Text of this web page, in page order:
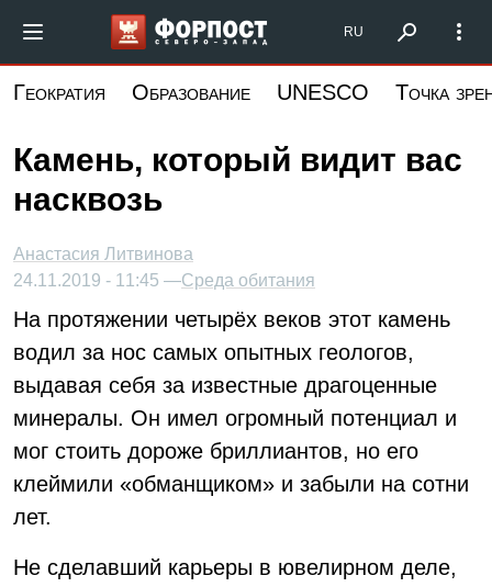
основному
Форпост Северо-Запад
RU
Геократия Образование UNESCO Точка
Камень, который видит вас
насквозь
Анастасия Литвинова
24.11.2019 - 11:45 —Среда обитания
На протяжении четырёх веков этот камень
водил за нос самых опытных геологов,
выдавая себя за известные драгоценные
минералы. Он имел огромный потенциал и
мог стоить дороже бриллиантов, но его
клеймили «обманщиком» и забыли на сотни
лет.
Не сделавший карьеры в ювелирном деле,